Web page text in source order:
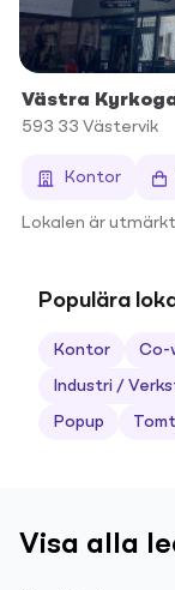
Västra
593 33 Västervik
Kontor
Lokalen är
Populära
Kontor Co-
Industri /
Popup
Visa alla